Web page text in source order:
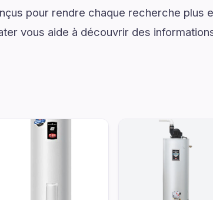
pour rendre chaque recherche plus
vous aide à découvrir des